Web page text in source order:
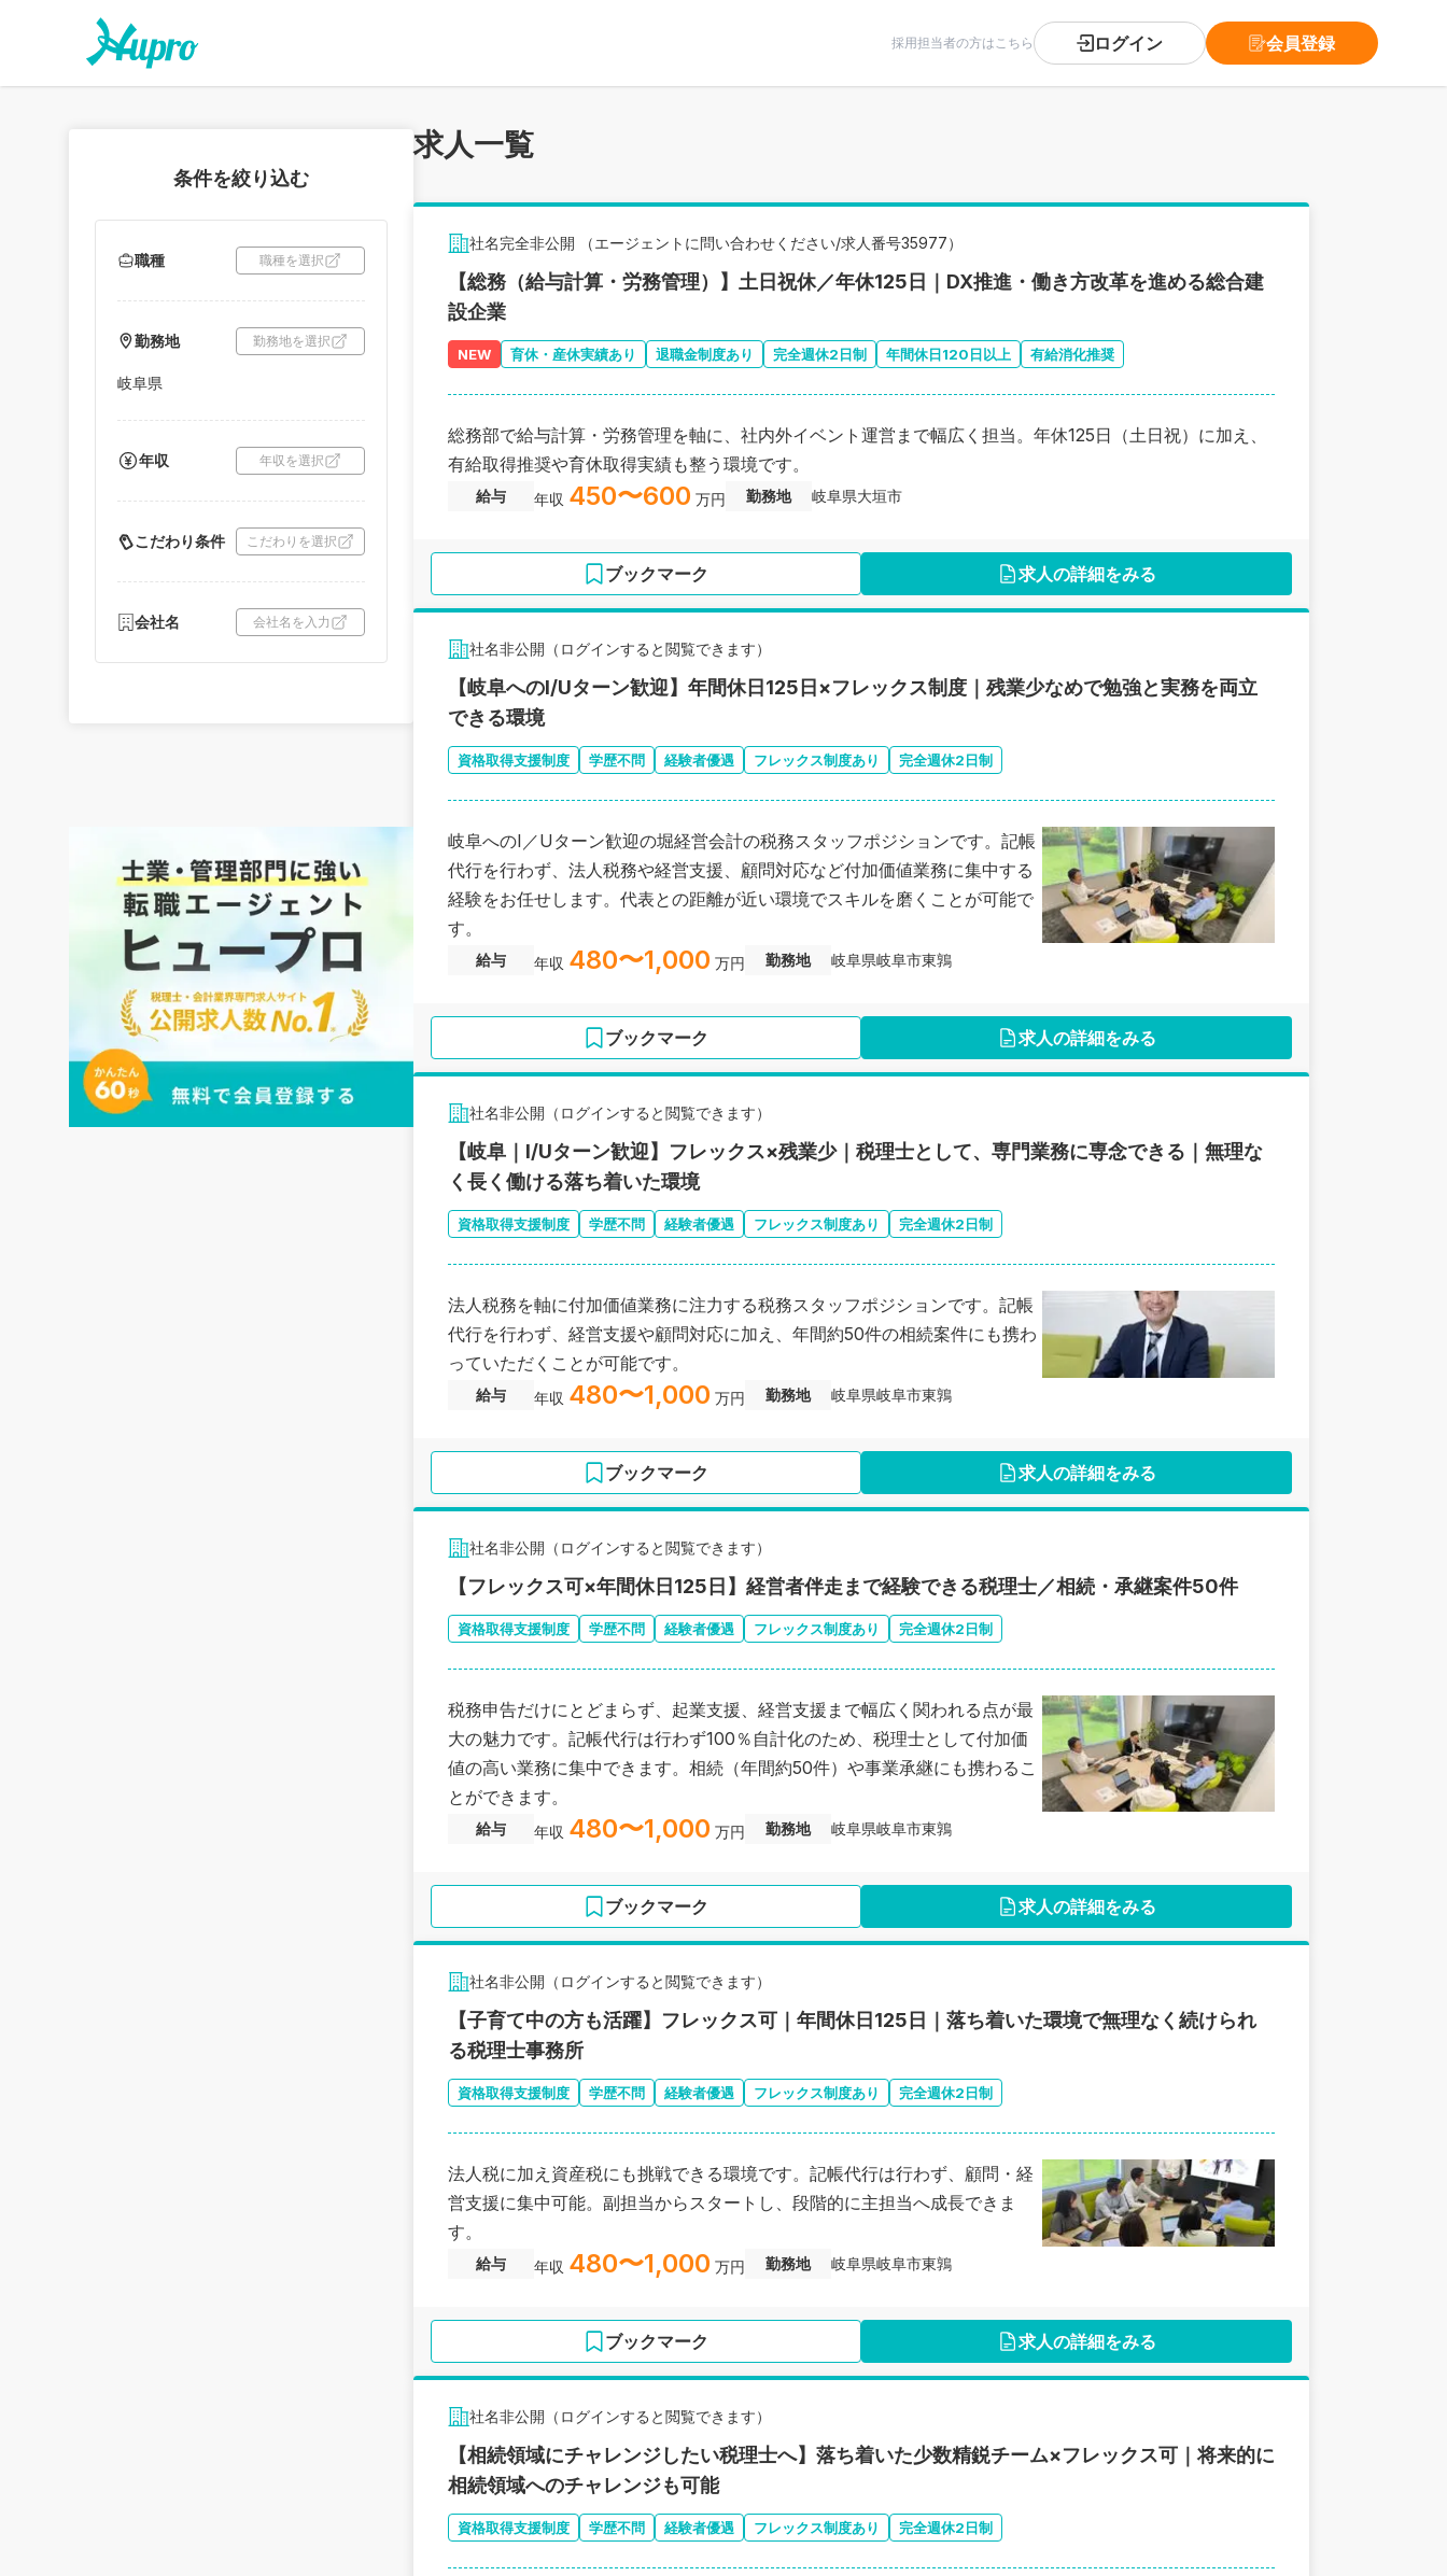
採用担当者の方はこちら ログイン 会員登録
条件を絞り込む
職種 職種を選択
勤務地 勤務地を選択
岐阜県
年収 年収を選択
こだわり条件 こだわりを選択
会社名 会社名を入力
求人一覧
社名完全非公開 （エージェントに問い合わせください/求人番号35977）
【総務（給与計算・労務管理）】土日祝休／年休125日｜DX推進・働き方改革を進める総合建
設企業
NEW 育休・産休実績あり 退職金制度あり 完全週休2日制 年間休日120日以上 有給消化推奨
総務部で給与計算・労務管理を軸に、社内外イベント運営まで幅広く担当。年休125日（土日祝）に加え、
有給取得推奨や育休取得実績も整う環境です。
給与 年収 450〜600 万円 勤務地 岐阜県大垣市
ブックマーク 求人の詳細をみる
社名非公開（ログインすると閲覧できます）
【岐阜へのI/Uターン歓迎】年間休日125日×フレックス制度｜残業少なめで勉強と実務を両立
できる環境
資格取得支援制度 学歴不問 経験者優遇 フレックス制度あり 完全週休2日制
岐阜へのI／Uターン歓迎の堀経営会計の税務スタッフポジションです。記帳
代行を行わず、法人税務や経営支援、顧問対応など付加価値業務に集中する
経験をお任せします。代表との距離が近い環境でスキルを磨くことが可能で
す。
給与 年収 480〜1,000 万円 勤務地 岐阜県岐阜市東鶉
ブックマーク 求人の詳細をみる
社名非公開（ログインすると閲覧できます）
【岐阜｜I/Uターン歓迎】フレックス×残業少｜税理士として、専門業務に専念できる｜無理な
く長く働ける落ち着いた環境
資格取得支援制度 学歴不問 経験者優遇 フレックス制度あり 完全週休2日制
法人税務を軸に付加価値業務に注力する税務スタッフポジションです。記帳
代行を行わず、経営支援や顧問対応に加え、年間約50件の相続案件にも携わ
っていただくことが可能です。
給与 年収 480〜1,000 万円 勤務地 岐阜県岐阜市東鶉
ブックマーク 求人の詳細をみる
社名非公開（ログインすると閲覧できます）
【フレックス可×年間休日125日】経営者伴走まで経験できる税理士／相続・承継案件50件
資格取得支援制度 学歴不問 経験者優遇 フレックス制度あり 完全週休2日制
税務申告だけにとどまらず、起業支援、経営支援まで幅広く関われる点が最
大の魅力です。記帳代行は行わず100％自計化のため、税理士として付加価
値の高い業務に集中できます。相続（年間約50件）や事業承継にも携わるこ
とができます。
給与 年収 480〜1,000 万円 勤務地 岐阜県岐阜市東鶉
ブックマーク 求人の詳細をみる
社名非公開（ログインすると閲覧できます）
【子育て中の方も活躍】フレックス可｜年間休日125日｜落ち着いた環境で無理なく続けられ
る税理士事務所
資格取得支援制度 学歴不問 経験者優遇 フレックス制度あり 完全週休2日制
法人税に加え資産税にも挑戦できる環境です。記帳代行は行わず、顧問・経
営支援に集中可能。副担当からスタートし、段階的に主担当へ成長できま
す。
給与 年収 480〜1,000 万円 勤務地 岐阜県岐阜市東鶉
ブックマーク 求人の詳細をみる
社名非公開（ログインすると閲覧できます）
【相続領域にチャレンジしたい税理士へ】落ち着いた少数精鋭チーム×フレックス可｜将来的に
相続領域へのチャレンジも可能
資格取得支援制度 学歴不問 経験者優遇 フレックス制度あり 完全週休2日制